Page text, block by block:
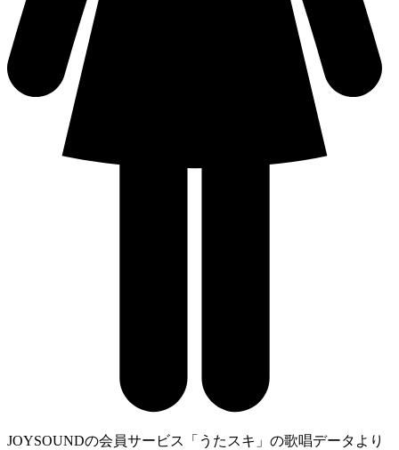
JOYSOUNDの会員サービス「うたスキ」の歌唱データより